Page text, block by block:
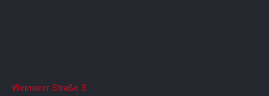
Weimarer Straße 3